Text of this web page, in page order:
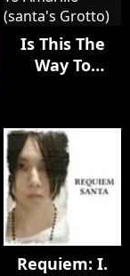
Is This The
Way To
Grotto)
Requiem: I.